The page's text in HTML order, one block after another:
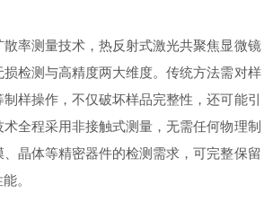
测量技术，热反射式激光共聚焦显微镜
检测与高精度两大维度。传统方法需对样
样操作，不仅破坏样品完整性，还可能引
全程采用非接触式测量，无需任何物理制
晶体等精密器件的检测需求，可完整保留
。